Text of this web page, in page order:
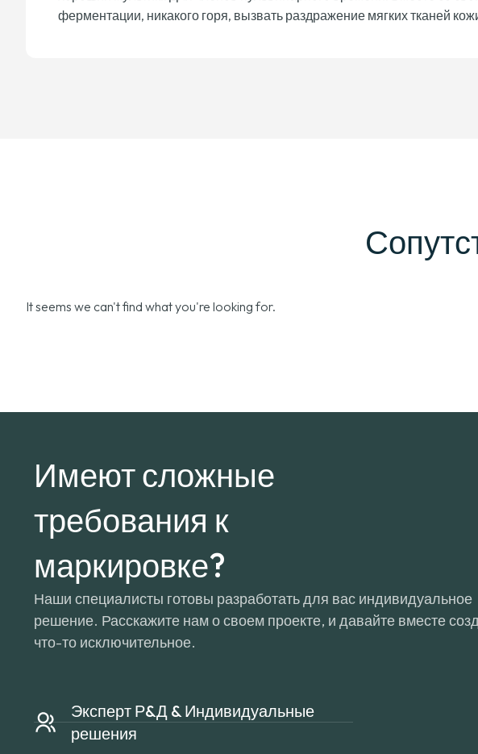
ферментации, никакого горя, вызвать раздражение мягких тканей
It seems we can't find what you're looking for.
Имеют сложные
требования к
маркировке?
Наши специалисты готовы разработать для вас индивидуальное
решение. Расскажите нам о своем проекте, и давайте вместе
что-то исключительное.
Эксперт Р&Д & Индивидуальные
решения